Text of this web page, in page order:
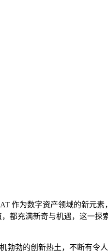
作为数字资产领域的新元
都充满新奇与机遇，这一探
勃的创新热土，不断有令